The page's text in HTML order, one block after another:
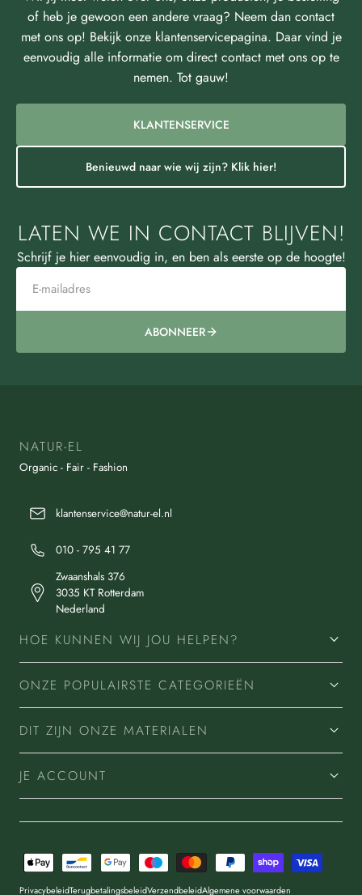
of heb je gewoon een andere vraag? Neem dan contact
met ons op! Bekijk onze klantenservicepagina. Daar vind je
eenvoudig alle informatie om direct contact met ons op te
nemen. Tot gauw!
KLANTENSERVICE
Benieuwd naar wie wij zijn? Klik hier!
LATEN WE IN CONTACT BLIJVEN!
Schrijf je hier eenvoudig in, en ben als eerste op de hoogte!
ABONNEER
NATUR-EL
Organic - Fair - Fashion
klantenservice@natur-el.nl
010 - 795 41 77
Zwaanshals 376
3035 KT Rotterdam
Nederland
HOE KUNNEN WIJ JOU HELPEN?
ONZE POPULAIRSTE CATEGORIEËN
DIT ZIJN ONZE MATERIALEN
JE ACCOUNT
Betaalmethoden
PrivacybeleidTerugbetalingsbeleidVerzendbeleidAlgemene voorwaarden